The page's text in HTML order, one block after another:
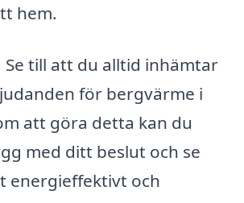
hem.
Se till att du alltid inhämtar
för bergvärme i
att göra detta kan du
med ditt beslut och se
energieffektivt och